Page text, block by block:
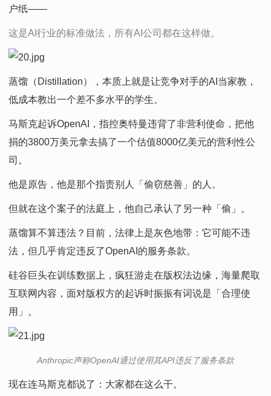
户纸——
这是AI行业的标准做法，所有AI公司都在这样做。
蒸馏（Distillation），本质上就是让竞争对手的AI当家教，
低成本教出一个差不多水平的学生。
马斯克起诉OpenAI，指控奥特曼违背了非营利使命，把他
捐的3800万美元拿去搞了一个估值8000亿美元的营利性公
司。
他是原告，他是那个指责别人「偷窃慈善」的人。
但就在这个案子的法庭上，他自己承认了另一种「偷」。
蒸馏算不算违法？目前，法律上是灰色地带：它可能不违
法，但几乎肯定违反了OpenAI的服务条款。
硅谷巨头在训练数据上，疯狂游走在版权法边缘，海量爬取
互联网内容，面对版权方的起诉时振振有词说是「合理使
用」。
Anthropic声称OpenAI通过使用其API违反了服务条款
现在连马斯克都说了：大家都在这么干。